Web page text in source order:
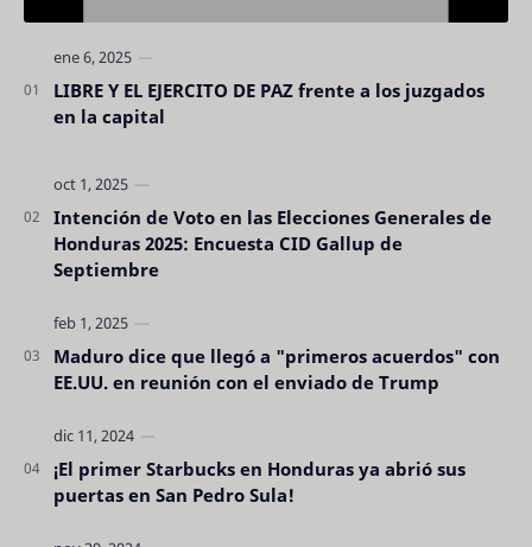
LIBRE Y EL EJERCITO DE PAZ frente a los juzgados
en la capital
Intención de Voto en las Elecciones Generales de
Honduras 2025: Encuesta CID Gallup de
Septiembre
Maduro dice que llegó a "primeros acuerdos" con
EE.UU. en reunión con el enviado de Trump
¡El primer Starbucks en Honduras ya abrió sus
puertas en San Pedro Sula!